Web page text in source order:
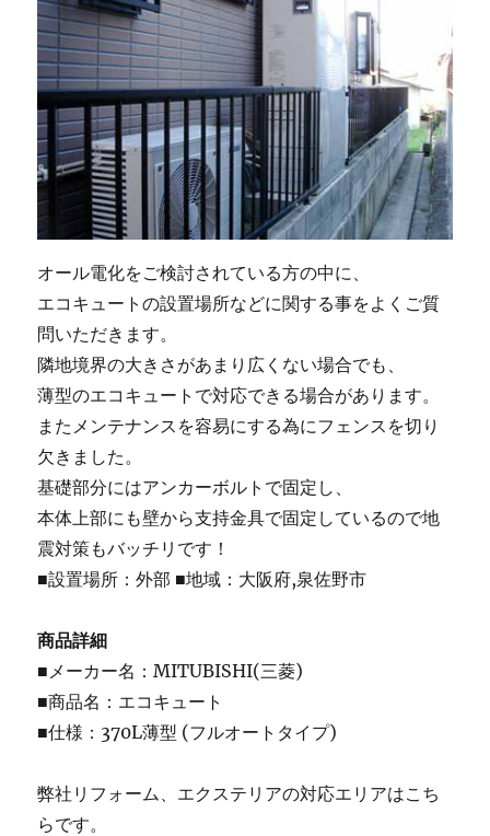
オール電化をご検討されている方の中に、
エコキュートの設置場所などに関する事をよくご質
問いただきます。
隣地境界の大きさがあまり広くない場合でも、
薄型のエコキュートで対応できる場合があります。
またメンテナンスを容易にする為にフェンスを切り
欠きました。
基礎部分にはアンカーボルトで固定し、
本体上部にも壁から支持金具で固定しているので地
震対策もバッチリです！
■設置場所：外部 ■地域：大阪府,泉佐野市
商品詳細
■メーカー名：MITUBISHI(三菱)
■商品名：エコキュート
■仕様：370L薄型 (フルオートタイプ)
弊社リフォーム、エクステリアの対応エリアはこち
らです。